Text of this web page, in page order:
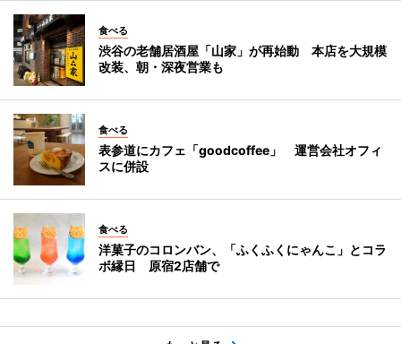
食べる
渋谷の老舗居酒屋「山家」が再始動 本店を大規模
改装、朝・深夜営業も
食べる
表参道にカフェ「goodcoffee」 運営会社オフィ
スに併設
食べる
洋菓子のコロンバン、「ふくふくにゃんこ」とコラ
ボ縁日 原宿2店舗で